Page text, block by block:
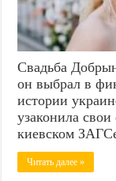
Свадьба
он выбрал в
истории
узаконила
киевском
Читать далее »